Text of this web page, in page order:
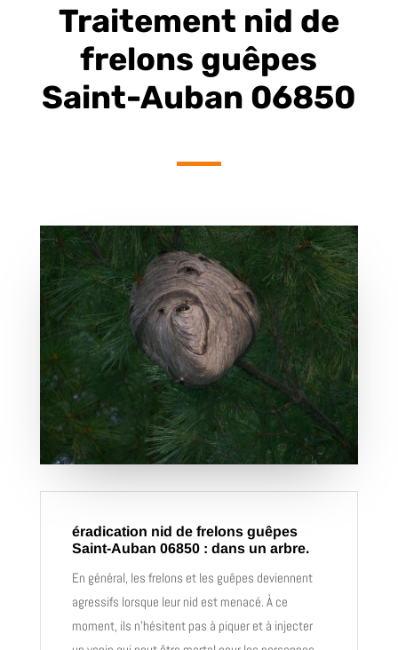
Traitement nid de
frelons guêpes
Saint-Auban 06850
éradication nid de frelons guêpes
Saint-Auban 06850 : dans un arbre.
En général, les frelons et les guêpes deviennent
agressifs lorsque leur nid est menacé. À ce
moment, ils n’hésitent pas à piquer et à injecter